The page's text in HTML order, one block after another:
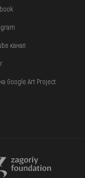
канал
Google Art Project